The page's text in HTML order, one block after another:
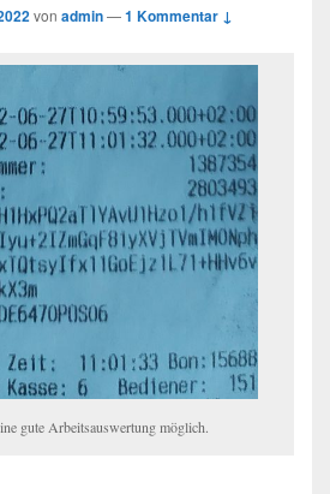
von admin—1 Kommentar ↓
gute Arbeitsauswertung möglich.